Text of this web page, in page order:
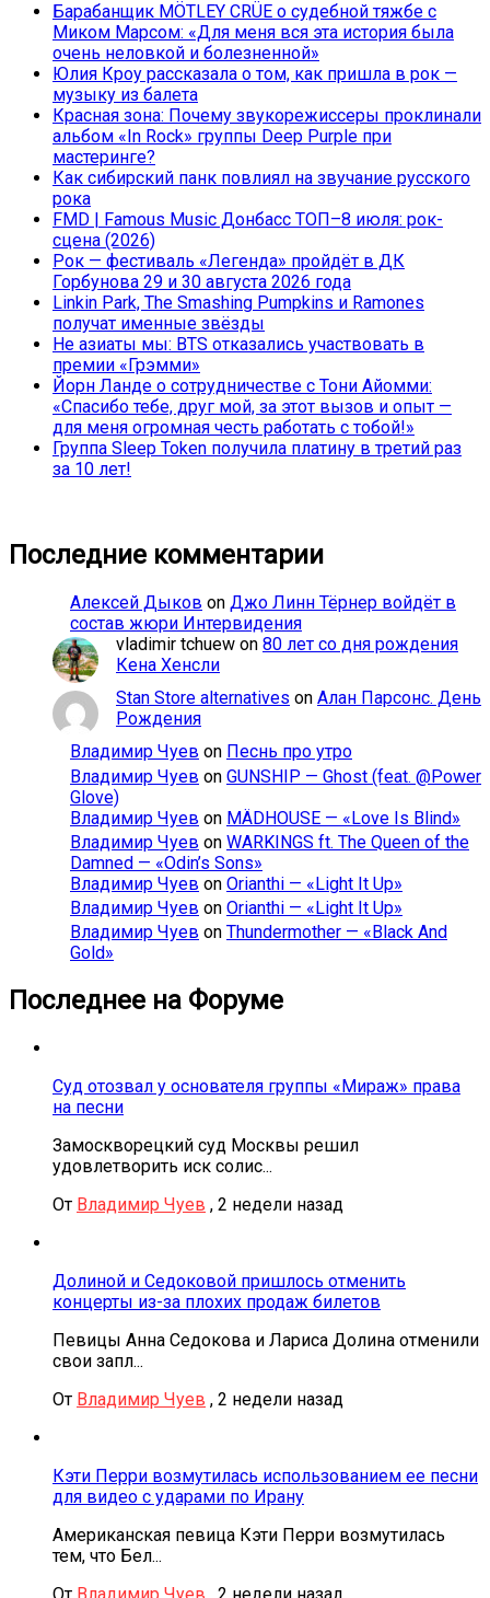
Барабанщик MÖTLEY CRÜE о судебной тяжбе с
Миком Марсом: «Для меня вся эта история была
очень неловкой и болезненной»
Юлия Кроу рассказала о том, как пришла в рок —
музыку из балета
Красная зона: Почему звукорежиссеры проклинали
альбом «In Rock» группы Deep Purple при
мастеринге?
Как сибирский панк повлиял на звучание русского
рока
FMD | Famous Music Донбасс ТОП–8 июля: рок-
сцена (2026)
Рок — фестиваль «Легенда» пройдёт в ДК
Горбунова 29 и 30 августа 2026 года
Linkin Park, The Smashing Pumpkins и Ramones
получат именные звёзды
Не азиаты мы: BTS отказались участвовать в
премии «Грэмми»
Йорн Ланде о сотрудничестве с Тони Айомми:
«Спасибо тебе, друг мой, за этот вызов и опыт —
для меня огромная честь работать с тобой!»
Группа Sleep Token получила платину в третий раз
за 10 лет!
Последние комментарии
Алексей Дыков on Джо Линн Тёрнер войдёт в
состав жюри Интервидения
vladimir tchuew on 80 лет со дня рождения
Кена Хенсли
Stan Store alternatives on Алан Парсонс. День
Рождения
Владимир Чуев on Песнь про утро
Владимир Чуев on GUNSHIP — Ghost (feat. @Power
Glove)
Владимир Чуев on MÄDHOUSE — «Love Is Blind»
Владимир Чуев on WARKINGS ft. The Queen of the
Damned — «Odin’s Sons»
Владимир Чуев on Orianthi — «Light It Up»
Владимир Чуев on Orianthi — «Light It Up»
Владимир Чуев on Thundermother — «Black And
Gold»
Последнее на Форуме
Суд отозвал у основателя группы «Мираж» права
на песни
Замоскворецкий суд Москвы решил
удовлетворить иск солис...
От Владимир Чуев , 2 недели назад
Долиной и Седоковой пришлось отменить
концерты из-за плохих продаж билетов
Певицы Анна Седокова и Лариса Долина отменили
свои запл...
От Владимир Чуев , 2 недели назад
Кэти Перри возмутилась использованием ее песни
для видео с ударами по Ирану
Американская певица Кэти Перри возмутилась
тем, что Бел...